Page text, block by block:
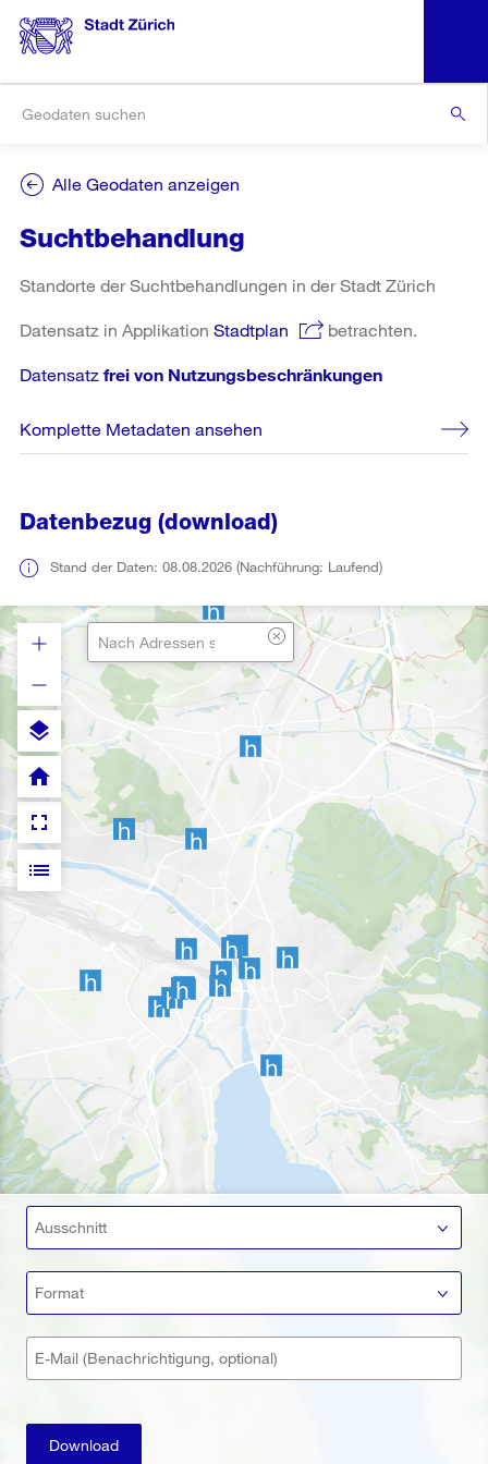
Alle Geodaten anzeigen
Suchtbehandlung
Standorte der Suchtbehandlungen in der Stadt Zürich
Datensatz in Applikation Stadtplan betrachten.
Datensatz frei von Nutzungsbeschränkungen
Komplette Metadaten ansehen
Datenbezug (download)
Stand der Daten: 08.08.2026 (Nachführung: Laufend)
layers
fullscreen
home
list
Ausschnitt
Format
E-Mail (Benachrichtigung, optional)
Download